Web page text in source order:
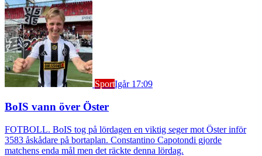
SportIgår 17:09
BoIS vann över Öster
FOTBOLL. BoIS tog på lördagen en viktig seger mot Öster inför
3583 åskådare på bortaplan. Constantino Capotondi gjorde
matchens enda mål men det räckte denna lördag.